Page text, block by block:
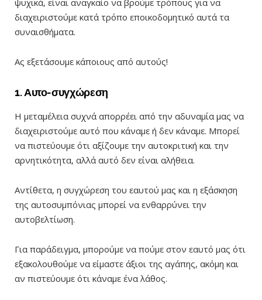
ψυχικά, είναι αναγκαίο να βρούμε τρόπους για να
διαχειριστούμε κατά τρόπο εποικοδομητικό αυτά τα
συναισθήματα.
Ας εξετάσουμε κάποιους από αυτούς!
1. Αυτο-συγχώρεση
Η μεταμέλεια συχνά απορρέει από την αδυναμία μας να
διαχειριστούμε αυτό που κάναμε ή δεν κάναμε. Μπορεί
να πιστεύουμε ότι αξίζουμε την αυτοκριτική και την
αρνητικότητα, αλλά αυτό δεν είναι αλήθεια.
Αντίθετα, η συγχώρεση του εαυτού μας και η εξάσκηση
της αυτοσυμπόνιας μπορεί να ενθαρρύνει την
αυτοβελτίωση.
Για παράδειγμα, μπορούμε να πούμε στον εαυτό μας ότι
εξακολουθούμε να είμαστε άξιοι της αγάπης, ακόμη και
αν πιστεύουμε ότι κάναμε ένα λάθος.